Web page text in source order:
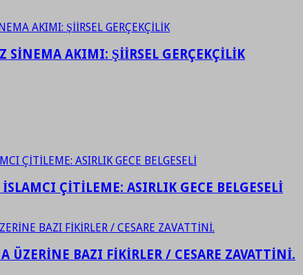
SİNEMA AKIMI: ŞİİRSEL GERÇEKÇİLİK
İSLAMCI ÇİTİLEME: ASIRLIK GECE BELGESELİ
ÜZERİNE BAZI FİKİRLER / CESARE ZAVATTİNİ.